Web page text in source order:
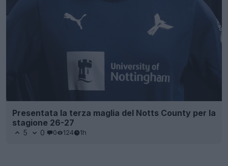
Presentata la terza maglia del Notts County per la
stagione 26-27
5 0 0 124 1h